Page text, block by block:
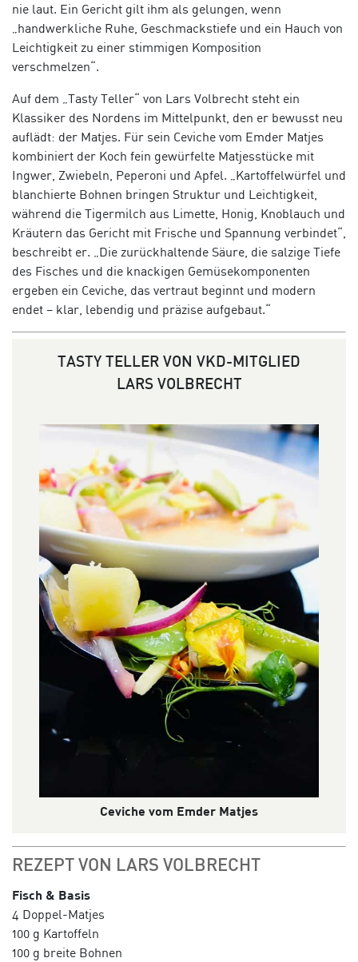
nie laut. Ein Gericht gilt ihm als gelungen, wenn
„handwerkliche Ruhe, Geschmackstiefe und ein Hauch von
Leichtigkeit zu einer stimmigen Komposition
verschmelzen“.
Auf dem „Tasty Teller“ von Lars Volbrecht steht ein
Klassiker des Nordens im Mittelpunkt, den er bewusst neu
auflädt: der Matjes. Für sein Ceviche vom Emder Matjes
kombiniert der Koch fein gewürfelte Matjesstücke mit
Ingwer, Zwiebeln, Peperoni und Apfel. „Kartoffelwürfel und
blanchierte Bohnen bringen Struktur und Leichtigkeit,
während die Tigermilch aus Limette, Honig, Knoblauch und
Kräutern das Gericht mit Frische und Spannung verbindet“,
beschreibt er. „Die zurückhaltende Säure, die salzige Tiefe
des Fisches und die knackigen Gemüsekomponenten
ergeben ein Ceviche, das vertraut beginnt und modern
endet – klar, lebendig und präzise aufgebaut.“
TASTY TELLER VON VKD-MITGLIED
LARS VOLBRECHT
Ceviche vom Emder Matjes
REZEPT VON LARS VOLBRECHT
Fisch & Basis
4 Doppel-Matjes
100 g Kartoffeln
100 g breite Bohnen